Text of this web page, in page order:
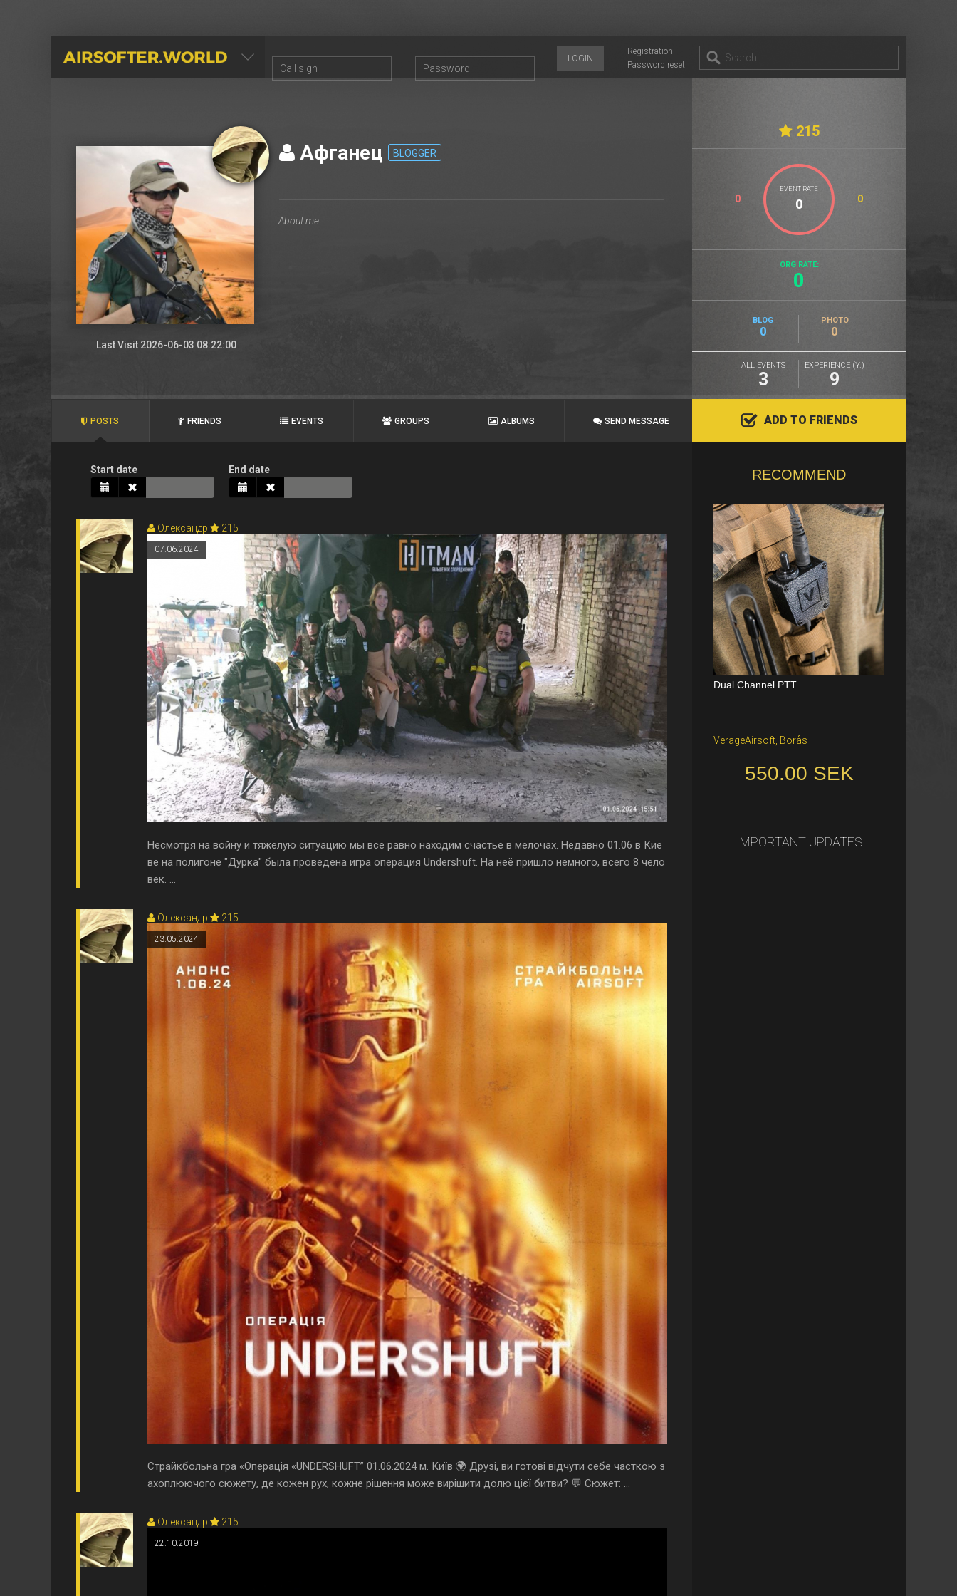
AIRSOFTER.WORLD
Registration
Password reset
LOGIN
Last Visit 2026-06-03 08:22:00
Афганец BLOGGER
215
EVENT RATE
0 0
ORG RATE:
0
BLOG
0
PHOTO
0
ALL EVENTS
3
EXPERIENCE (Y.)
9
POSTS FRIENDS EVENTS GROUPS ALBUMS SEND MESSAGE ADD TO FRIENDS
Start date End date
Олександр 215
07.06.2024
Несмотря на войну и тяжелую ситуацию мы все равно находим счастье в мелочах. Недавно 01.06 в Кие
ве на полигоне "Дурка" была проведена игра операция Undershuft. На неё пришло немного, всего 8 чело
век. ...
Олександр 215
23.05.2024
Страйкбольна гра «Операція «UNDERSHUFT” 01.06.2024 м. Київ 🌍 Друзі, ви готові відчути себе часткою з
ахоплюючого сюжету, де кожен рух, кожне рішення може вирішити долю цієї битви? 💬 Сюжет: ...
Олександр 215
22.10.2019
RECOMMEND
Dual Channel PTT
VerageAirsoft, Borås
550.00 SEK
Katana Battle Belt / Color: Ranger Gr
Freiburg im Breisgau
40.00 €
IMPORTANT UPDATES